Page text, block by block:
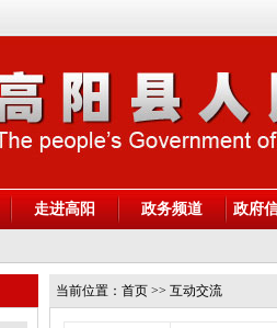
走进高阳 政务频道 政府
当前位置： 首页 >> 互动交流